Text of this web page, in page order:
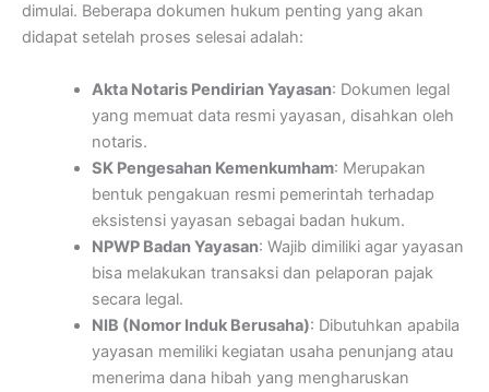
dimulai. Beberapa dokumen hukum penting yang akan
didapat setelah proses selesai adalah:
Akta Notaris Pendirian Yayasan: Dokumen legal
yang memuat data resmi yayasan, disahkan oleh
notaris.
SK Pengesahan Kemenkumham: Merupakan
bentuk pengakuan resmi pemerintah terhadap
eksistensi yayasan sebagai badan hukum.
NPWP Badan Yayasan: Wajib dimiliki agar yayasan
bisa melakukan transaksi dan pelaporan pajak
secara legal.
NIB (Nomor Induk Berusaha): Dibutuhkan apabila
yayasan memiliki kegiatan usaha penunjang atau
menerima dana hibah yang mengharuskan